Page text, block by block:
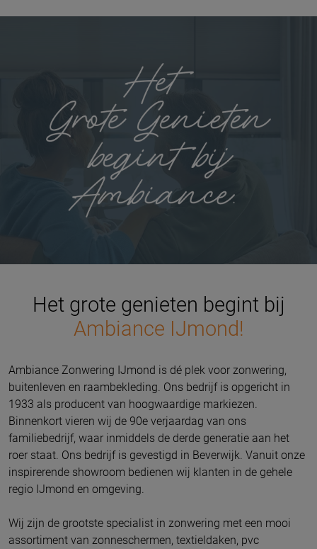
Het grote genieten begint bij
Ambiance IJmond!
Ambiance Zonwering IJmond is dé plek voor zonwering,
buitenleven en raambekleding. Ons bedrijf is opgericht in
1933 als producent van hoogwaardige markiezen.
Binnenkort vieren wij de 90e verjaardag van ons
familiebedrijf, waar inmiddels de derde generatie aan het
roer staat. Ons bedrijf is gevestigd in Beverwijk. Vanuit onze
inspirerende showroom bedienen wij klanten in de gehele
regio IJmond en omgeving.
Wij zijn de grootste specialist in zonwering met een mooi
assortiment van zonneschermen, textieldaken, pvc